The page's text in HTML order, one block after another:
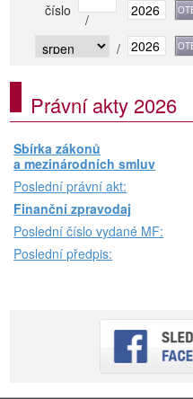
číslo
/
/
Právní akty 2026
Sbírka zákonů
a mezinárodních smluv
Poslední právní akt:
Finanční zpravodaj
Poslední číslo vydané MF:
Poslední předpis: